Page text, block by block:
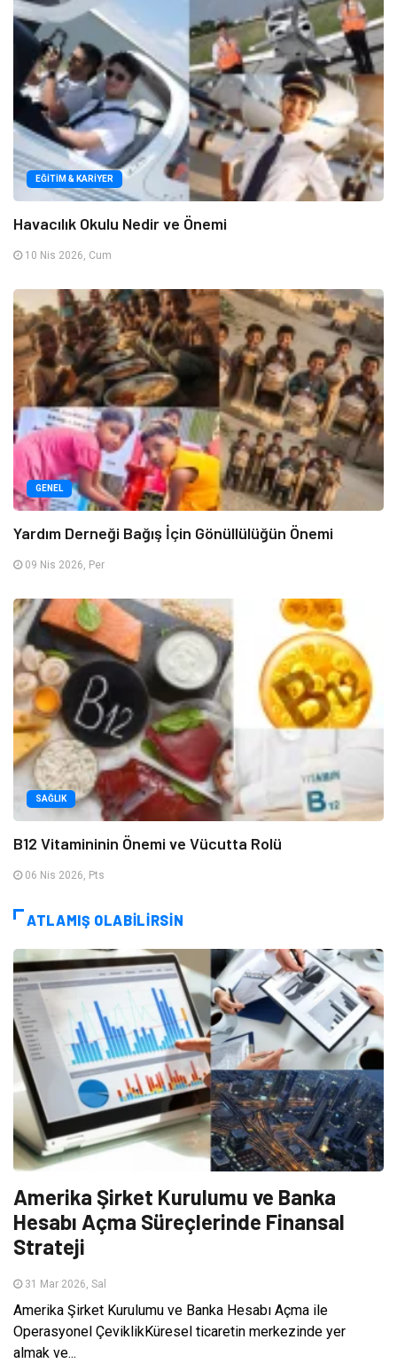
EĞITIM & KARIYER
Havacılık Okulu Nedir ve Önemi
10 Nis 2026, Cum
GENEL
Yardım Derneği Bağış İçin Gönüllülüğün Önemi
09 Nis 2026, Per
SAĞLIK
B12 Vitamininin Önemi ve Vücutta Rolü
06 Nis 2026, Pts
ATLAMIŞ OLABİLİRSİN
Amerika Şirket Kurulumu ve Banka
Hesabı Açma Süreçlerinde Finansal
Strateji
31 Mar 2026, Sal
Amerika Şirket Kurulumu ve Banka Hesabı Açma ile
Operasyonel ÇeviklikKüresel ticaretin merkezinde yer
almak ve...